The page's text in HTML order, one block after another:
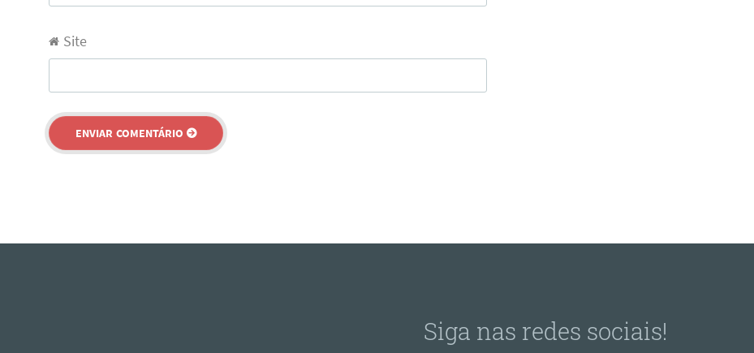
Site
Siga nas redes sociais!